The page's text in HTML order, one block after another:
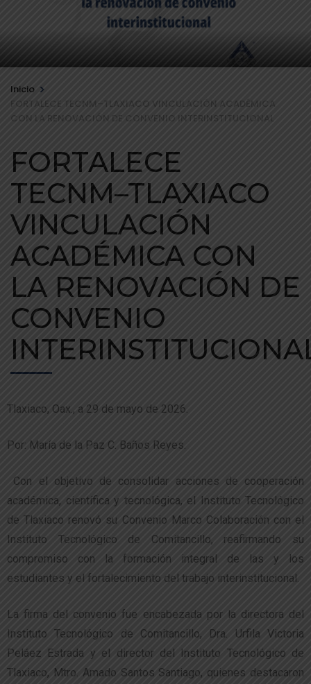
Inicio >
FORTALECE TECNM–TLAXIACO VINCULACIÓN ACADÉMICA
CON LA RENOVACIÓN DE CONVENIO INTERINSTITUCIONAL
FORTALECE
TECNM–TLAXIACO
VINCULACIÓN
ACADÉMICA CON
LA RENOVACIÓN DE
CONVENIO
Tlaxiaco, Oax., a 29 de mayo de 2026.
Por: María de la Paz C. Baños Reyes.
Con el objetivo de consolidar acciones de cooperación
académica, científica y tecnológica, el Instituto Tecnológico
de Tlaxiaco renovó su Convenio Marco Colaboración con el
Instituto Tecnológico de Comitancillo, reafirmando su
compromiso con la formación integral de las y los
estudiantes y el fortalecimiento del trabajo interinstitucional.
La firma del convenio fue encabezada por la directora del
Instituto Tecnológico de Comitancillo, Dra. Urfila Victoria
Peláez Estrada y el director del Instituto Tecnológico de
Tlaxiaco, Mtro. Amado Santos Santiago, quienes destacaron